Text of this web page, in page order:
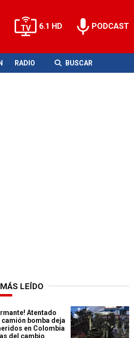
6.1 HD PODCAST
RADIO BUSCAR
LEÍDO
Atentado
camión bomba deja
en Colombia
del cambio